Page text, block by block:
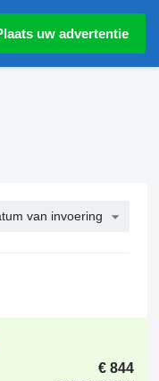
uw advertentie
van invoering
€ 844